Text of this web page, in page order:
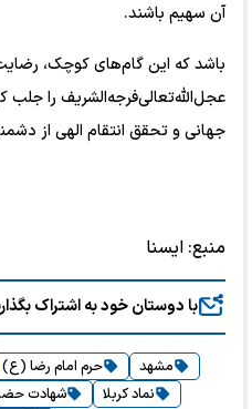
آن سهیم باشند.
باشد که این گام‌های کوچک،
عجل‌الله‌تعالی‌فرجه‌الشریف را جلب
جهانی و تحقق انتقام الهی از
منبع: ايسنا
با دوستان خود به اشتراک
مشهد حرم امام رضا (ع)
نماد کربلا
شهادت